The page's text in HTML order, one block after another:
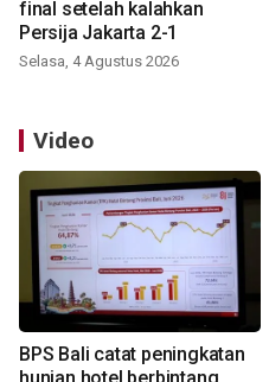
final setelah kalahkan
Persija Jakarta 2-1
Selasa, 4 Agustus 2026
Video
BPS Bali catat peningkatan
hunian hotel berbintang